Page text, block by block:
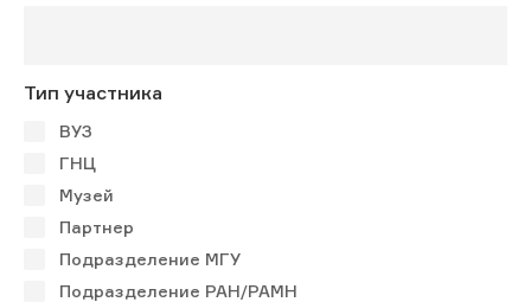
Тип участника
ВУЗ
ГНЦ
Музей
Партнер
Подразделение МГУ
Подразделение РАН/РАМН